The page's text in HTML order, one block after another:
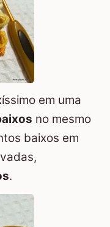
em uma
no mesmo
baixos em
.